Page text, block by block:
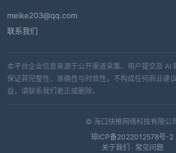
meike203@qq.com
联系我们
本平台企业信息来源于公开渠道采集、用户提交及 AI
保证其完整性、准确性与时效性，不构成任何商业建
益，请联系我们更正或删除。
© 海口快推网络科技有限公
琼ICP备2022012578号-2
关于我们 · 常见问题